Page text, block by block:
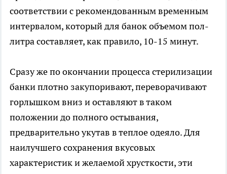
соответствии с рекомендованным временным
интервалом, который для банок объемом пол-
литра составляет, как правило, 10-15 минут.
Сразу же по окончании процесса стерилизации
банки плотно закупоривают, переворачивают
горлышком вниз и оставляют в таком
положении до полного остывания,
предварительно укутав в теплое одеяло. Для
наилучшего сохранения вкусовых
характеристик и желаемой хрусткости, эти